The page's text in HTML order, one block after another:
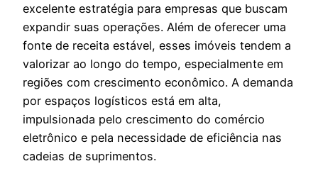
excelente estratégia para empresas que buscam
expandir suas operações. Além de oferecer uma
fonte de receita estável, esses imóveis tendem a
valorizar ao longo do tempo, especialmente em
regiões com crescimento econômico. A demanda
por espaços logísticos está em alta,
impulsionada pelo crescimento do comércio
eletrônico e pela necessidade de eficiência nas
cadeias de suprimentos.